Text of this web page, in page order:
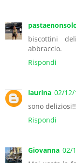
biscottini
abbraccio.
Rispondi
laurina 02/12/
sono
Rispondi
Giovanna 02/